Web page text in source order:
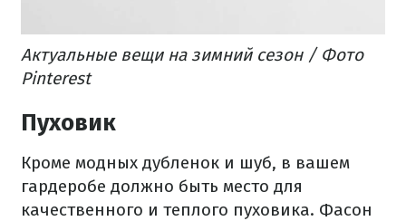
Актуальные вещи на зимний сезон / Фото
Pinterest
Пуховик
Кроме модных дубленок и шуб, в вашем
гардеробе должно быть место для
качественного и теплого пуховика. Фасон